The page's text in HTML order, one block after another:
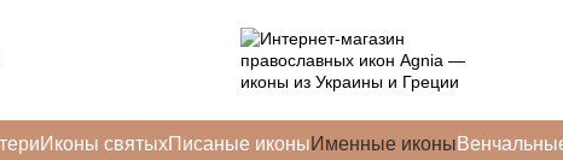
Иконы святыхПисаные иконыИменные иконы